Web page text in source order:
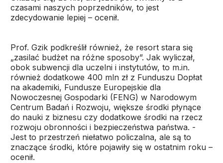
czasami naszych poprzedników, to jest
zdecydowanie lepiej – ocenił.
Prof. Gzik podkreślił również, że resort stara się
„zasilać budżet na różne sposoby”. Jak wyliczał,
obok subwencji dla uczelni i instytutów, to m.in.
również dodatkowe 400 mln zł z Funduszu Dopłat
na akademiki, Fundusze Europejskie dla
Nowoczesnej Gospodarki (FENG) w Narodowym
Centrum Badań i Rozwoju, większe środki płynące
do nauki z biznesu czy dodatkowe środki na rzecz
rozwoju obronności i bezpieczeństwa państwa. -
Jest to przestrzeń niełatwo policzalna, ale są to
znaczące środki, które pojawiły się w ostatnim roku –
ocenił.